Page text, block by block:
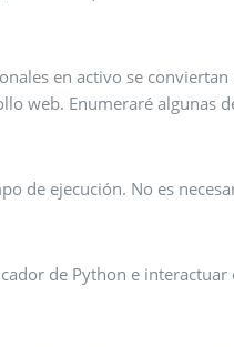
en activo se
web. Enumeraré algunas
de ejecución. No es
de Python e